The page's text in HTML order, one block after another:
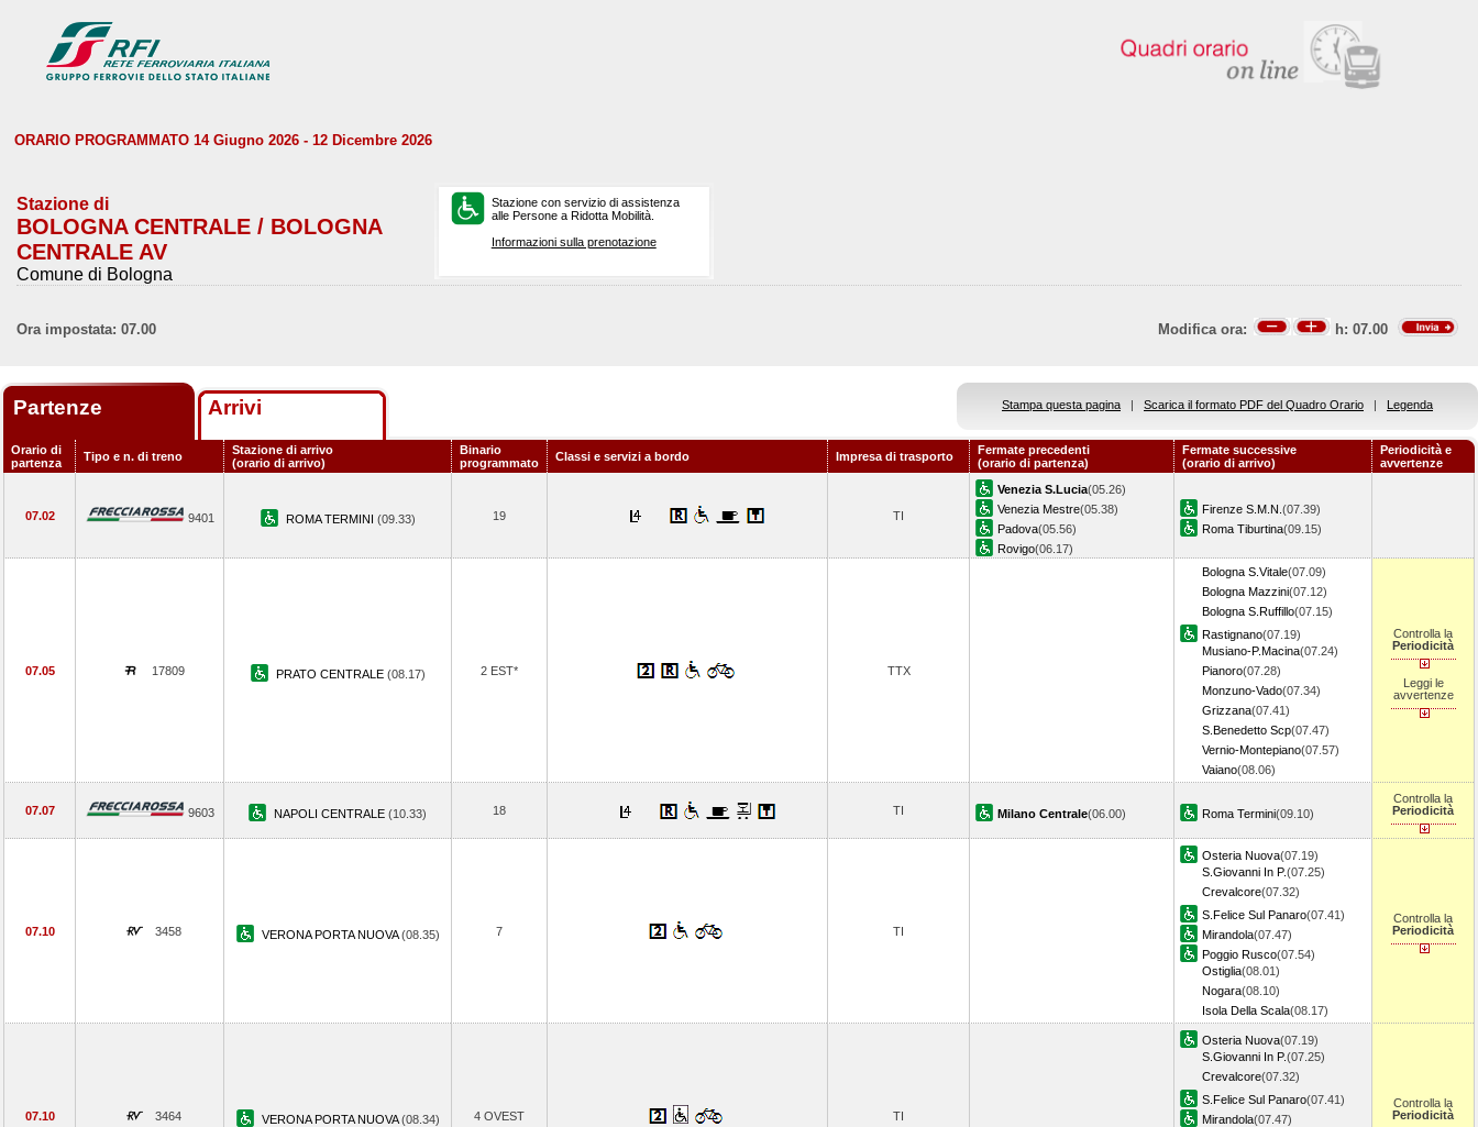
ORARIO PROGRAMMATO 14 Giugno 2026 - 12 Dicembre 2026
Stazione di
BOLOGNA CENTRALE / BOLOGNA
CENTRALE AV
Comune di Bologna
Stazione con servizio di assistenza
alle Persone a Ridotta Mobilità.
Informazioni sulla prenotazione
Ora impostata: 07.00 Modifica ora: h: 07.00
Partenze Arrivi Stampa questa pagina | Scarica il formato PDF del Quadro Orario | Legenda
Orario di
partenza
Tipo e n. di treno
Stazione di arrivo
(orario di arrivo)
Binario
programmato
Classi e servizi a bordo Impresa di trasporto
Fermate precedenti
(orario di partenza)
Fermate successive
(orario di arrivo)
Periodicità e
avvertenze
07.02 9401 ROMA TERMINI (09.33) 19 TI
Venezia S.Lucia(05.26)
Venezia Mestre(05.38)
Padova(05.56)
Rovigo(06.17)
Firenze S.M.N. (07.39)
Roma Tiburtina(09.15)
07.05 17809 PRATO CENTRALE (08.17) 2 EST* TTX
Bologna S.Vitale(07.09)
Bologna Mazzini(07.12)
Bologna S.Ruffillo(07.15)
Rastignano(07.19)
Musiano-P.Macina(07.24)
Pianoro(07.28)
Monzuno-Vado(07.34)
Grizzana(07.41)
S.Benedetto Scp(07.47)
Vernio-Montepiano(07.57)
Vaiano(08.06)
Controlla la
Periodicità
Leggi le
avvertenze
07.07 9603 NAPOLI CENTRALE (10.33) 18 TI Milano Centrale(06.00) Roma Termini(09.10)
Controlla la
Periodicità
07.10 3458 VERONA PORTA NUOVA(08.35) 7 TI
Osteria Nuova(07.19)
S.Giovanni In P.(07.25)
Crevalcore(07.32)
S.Felice Sul Panaro(07.41)
Mirandola(07.47)
Poggio Rusco(07.54)
Ostiglia(08.01)
Nogara(08.10)
Isola Della Scala(08.17)
Controlla la
Periodicità
07.10 3464 VERONA PORTA NUOVA(08.34) 4 OVEST TI
Osteria Nuova(07.19)
S.Giovanni In P.(07.25)
Crevalcore(07.32)
S.Felice Sul Panaro(07.41)
Mirandola(07.47)
Controlla la
Periodicità